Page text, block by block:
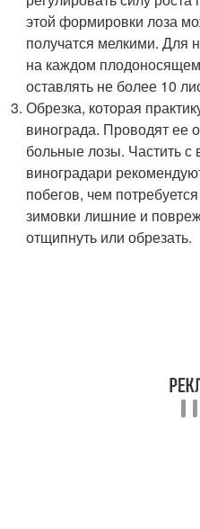
этой формировки лоза
получатся мелкими. Для
на каждом
оставлять не более 10
Обрезка, которая
винограда. Проводят ее
больные лозы. Частить
виноградари
побегов, чем
зимовки лишние и
отщипнуть или обрезать.